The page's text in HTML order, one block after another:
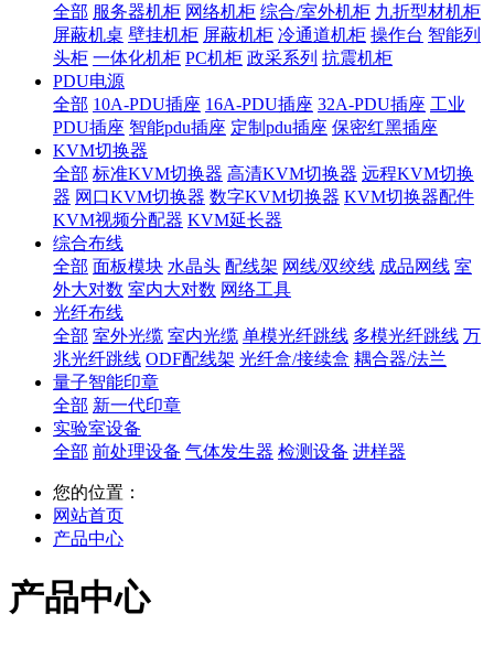
全部 服务器机柜 网络机柜 综合/室外机柜 九折型材机柜
屏蔽机桌 壁挂机柜 屏蔽机柜 冷通道机柜 操作台 智能列
头柜 一体化机柜 PC机柜 政采系列 抗震机柜
PDU电源
全部 10A-PDU插座 16A-PDU插座 32A-PDU插座 工业
PDU插座 智能pdu插座 定制pdu插座 保密红黑插座
KVM切换器
全部 标准KVM切换器 高清KVM切换器 远程KVM切换
器 网口KVM切换器 数字KVM切换器 KVM切换器配件
KVM视频分配器 KVM延长器
综合布线
全部 面板模块 水晶头 配线架 网线/双绞线 成品网线 室
外大对数 室内大对数 网络工具
光纤布线
全部 室外光缆 室内光缆 单模光纤跳线 多模光纤跳线 万
兆光纤跳线 ODF配线架 光纤盒/接续盒 耦合器/法兰
量子智能印章
全部 新一代印章
实验室设备
全部 前处理设备 气体发生器 检测设备 进样器
您的位置：
网站首页
产品中心
产品中心